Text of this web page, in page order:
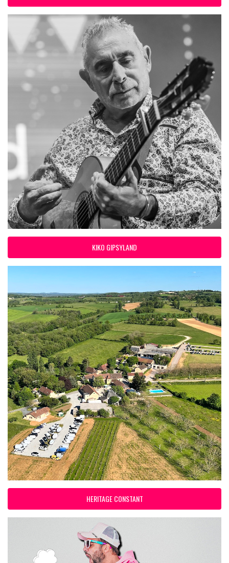
KIKO GIPSYLAND
HERITAGE CONSTANT